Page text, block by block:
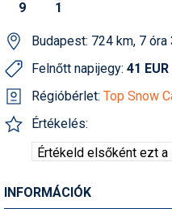
Humor
Hütte
Játékok
9 1
Budapest: 724 km, 7 óra
Felnőtt napijegy: 41 EUR
Régióbérlet: Top Snow
Értékelés:
INFORMÁCIÓK